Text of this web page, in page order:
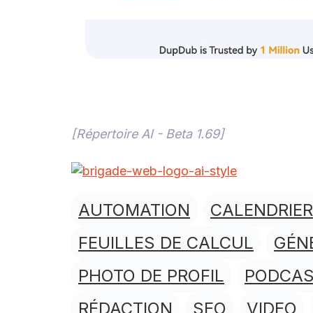
[Répertoire AI - Beta 1.69]
AUTOMATION CALENDRIER
FEUILLES DE CALCUL
PHOTO DE PROFIL
RÉDACTION
SEO VIDEO